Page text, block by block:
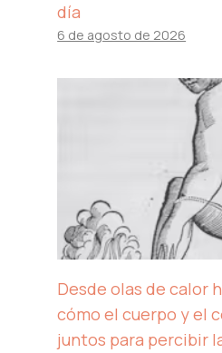
día
6 de agosto de 2026
Desde olas de calor
cómo el cuerpo y el
juntos para percibir